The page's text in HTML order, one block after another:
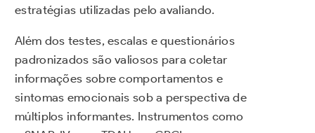
estratégias utilizadas pelo avaliando.
Além dos testes, escalas e questionários
padronizados são valiosos para coletar
informações sobre comportamentos e
sintomas emocionais sob a perspectiva de
múltiplos informantes. Instrumentos como